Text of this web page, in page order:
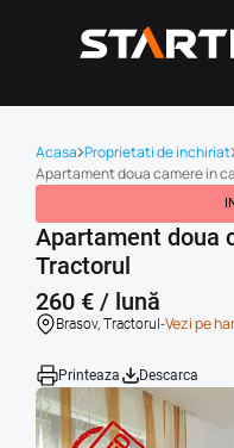
Acasa Proprietati de inchiriat
Apartament doua camere in
Apartament doua
Tractorul
260 € / lună
Brasov, Tractorul-Vezi pe
Printeaza Descarca